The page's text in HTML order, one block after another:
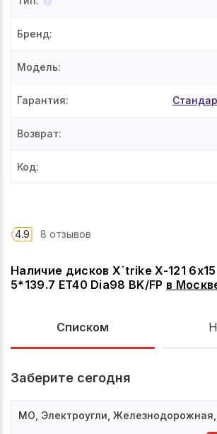
Наличие дисков X`trike X-121 6x15
5*139.7 ET40 Dia98 BK/FP в
Списком
Заберите сегодня
МО, Электроугли, Железнодорожная,
Бренд:
Модель:
Гарантия:
Возврат:
Код:
4.9 8 отзывов